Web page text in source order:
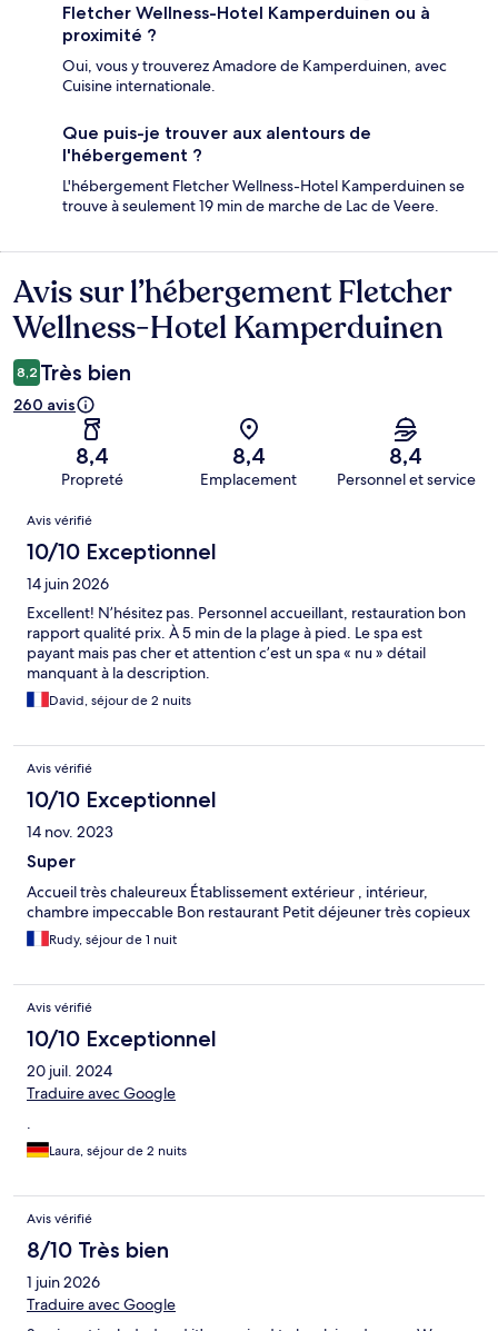
Fletcher Wellness-Hotel Kamperduinen ou à
proximité ?
Oui, vous y trouverez Amadore de Kamperduinen, avec
Cuisine internationale.
Que puis-je trouver aux alentours de
l'hébergement ?
L'hébergement Fletcher Wellness-Hotel Kamperduinen se
trouve à seulement 19 min de marche de Lac de Veere.
Avis
Avis sur l’hébergement Fletcher
Wellness-Hotel Kamperduinen
8,2 Très bien
260 avis
8,4
Propreté
8,4
Emplacement
8,4
Personnel et service
Avis
Avis vérifié
10/10 Exceptionnel
14 juin 2026
Excellent! N’hésitez pas. Personnel accueillant, restauration bon
rapport qualité prix. À 5 min de la plage à pied. Le spa est
payant mais pas cher et attention c’est un spa « nu » détail
manquant à la description.
David, séjour de 2 nuits
Avis vérifié
10/10 Exceptionnel
14 nov. 2023
Super
Accueil très chaleureux Établissement extérieur , intérieur,
chambre impeccable Bon restaurant Petit déjeuner très copieux
Rudy, séjour de 1 nuit
Avis vérifié
10/10 Exceptionnel
20 juil. 2024
Traduire avec Google
.
Laura, séjour de 2 nuits
Avis vérifié
8/10 Très bien
1 juin 2026
Traduire avec Google